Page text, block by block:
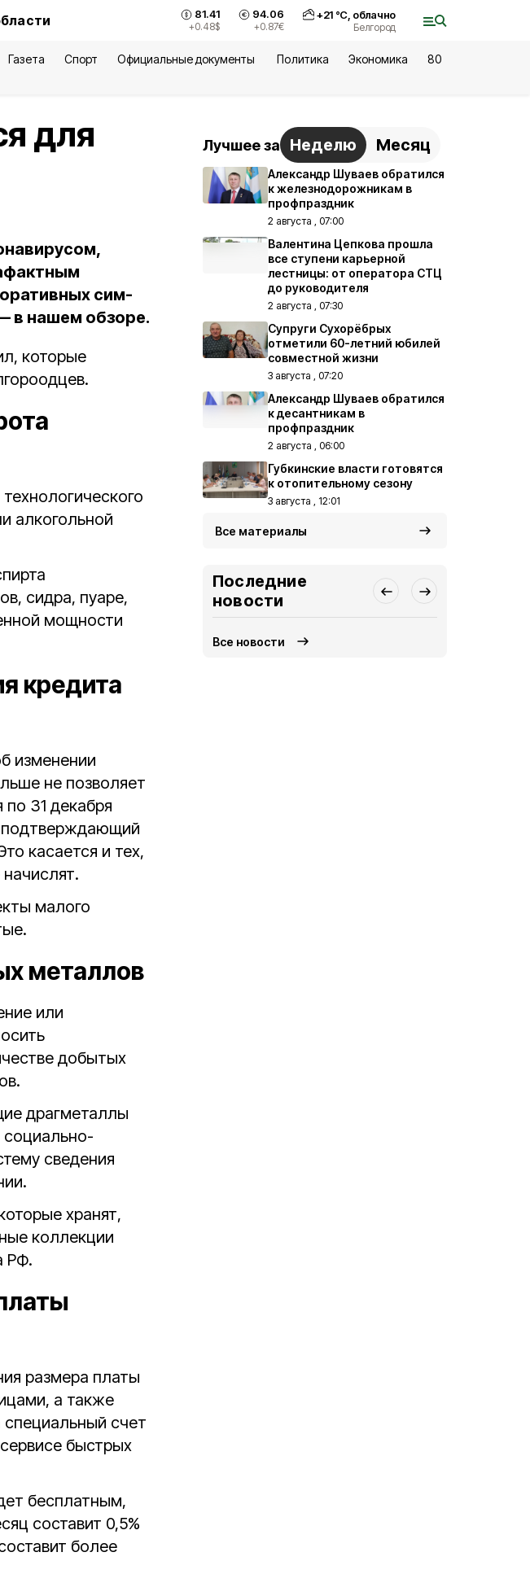
81.41
+0.48$
94.06
+0.87€
+21°С, облачно
Белгород
Газета Спорт Официальные документы Политика Экономика
80
для
сим-
в нашем обзоре.
которые
алкогольной
сидра, пуаре,
мощности
кредита
изменении
не позволяет
по 31 декабря
подтверждающий
касается и тех,
малого
металлов
или
добытых
драгметаллы
социально-
сведения
хранят,
коллекции
РФ.
размера платы
а также
специальный счет
быстрых
бесплатным,
составит 0,5%
более
Лучшее за Неделю Месяц
Александр Шуваев обратился
к железнодорожникам в
профпраздник
2 августа , 07:00
Валентина Цепкова прошла
все ступени карьерной
лестницы: от оператора СТЦ
до руководителя
2 августа , 07:30
Супруги Сухорёбрых
отметили 60-летний юбилей
совместной жизни
3 августа , 07:20
Александр Шуваев обратился
к десантникам в
профпраздник
2 августа , 06:00
Губкинские власти готовятся
к отопительному сезону
3 августа , 12:01
Все материалы
Последние
новости
Все новости